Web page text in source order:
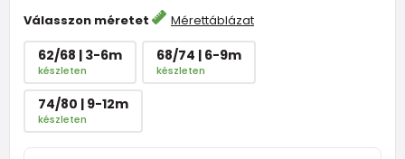
Válasszon méretet Mérettáblázat
62/68 | 3-6m
készleten
68/74 | 6-9m
készleten
74/80 | 9-12m
készleten